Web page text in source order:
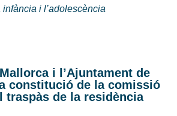
i l’adolescència
i l’Ajuntament de
constitució de la comissió
traspàs de la residència